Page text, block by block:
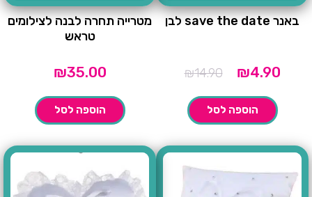
באנר save the date לבן
₪14.90
המחיר
היה:
₪4.90
הוספה לסל
מטרייה תחרה לבנה לצילומים
טראש
₪35.00
הוספה לסל